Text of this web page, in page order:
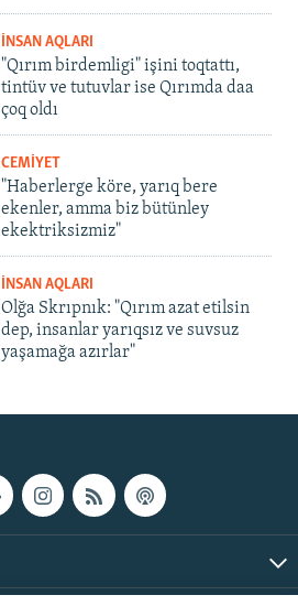
İNSAN AQLARI
"Qırım birdemligi" işini toqtattı,
tintüv ve tutuvlar ise Qırımda daa
çoq oldı
CEMİYET
"Haberlerge köre, yarıq bere
ekenler, amma biz bütünley
ekektriksizmiz"
İNSAN AQLARI
Olğa Skrıpnık: "Qırım azat etilsin
dep, insanlar yarıqsız ve suvsuz
yaşamağa azırlar"